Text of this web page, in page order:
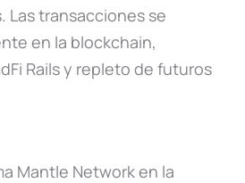
Las transacciones se
en la blockchain,
Rails y repleto de futuros
Mantle Network en la